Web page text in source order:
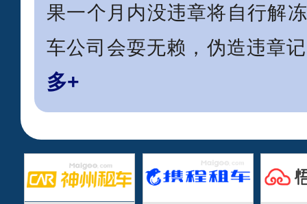
果一个月内没违章将自行解
车公司会耍无赖，伪造违章
多+